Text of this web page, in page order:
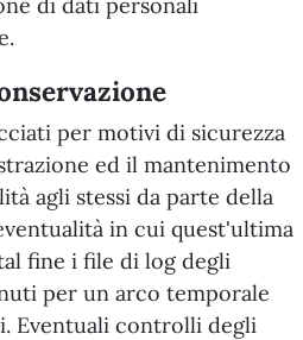
per motivi di sicurezza
ed il mantenimento
agli stessi da parte della
in cui quest'ultima
fine i file di log degli
per un arco temporale
Eventuali controlli degli